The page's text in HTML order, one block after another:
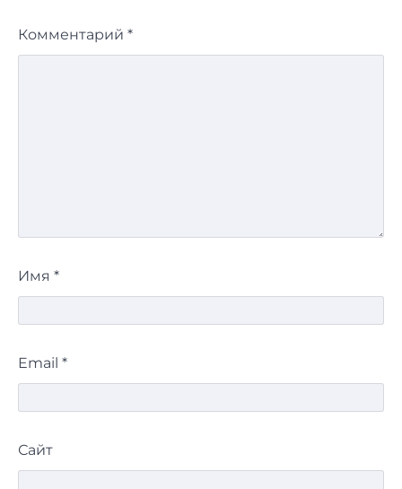
Комментарий *
Имя *
Email *
Сайт